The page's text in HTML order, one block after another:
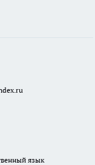
язык